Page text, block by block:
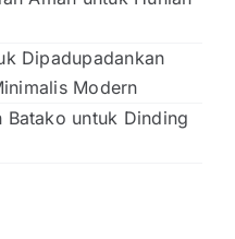
Dipadupadankan
Modern
Batako untuk Dinding